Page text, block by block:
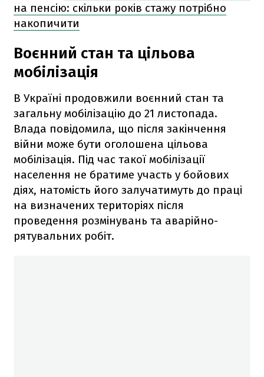
на пенсію: скільки років стажу потрібно
накопичити
Воєнний стан та цільова
мобілізація
В Україні продовжили воєнний стан та
загальну мобілізацію до 21 листопада.
Влада повідомила, що після закінчення
війни може бути оголошена цільова
мобілізація. Під час такої мобілізації
населення не братиме участь у бойових
діях, натомість його залучатимуть до праці
на визначених територіях після
проведення розмінувань та аварійно-
рятувальних робіт.